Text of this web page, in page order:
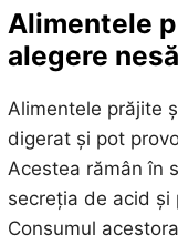
Alimentele
alegere
Alimentele prăjite
digerat și pot
Acestea rămân în
secreția de acid și
Consumul